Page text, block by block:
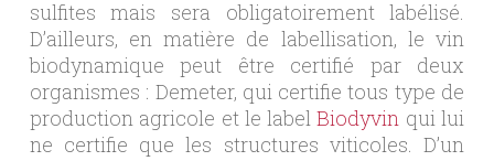
sulfites mais sera obligatoirement labélisé.
D’ailleurs, en matière de labellisation, le vin
biodynamique peut être certifié par deux
organismes : Demeter, qui certifie tous type de
production agricole et le labelBiodyvin qui lui
ne certifie que les structures viticoles. D’un